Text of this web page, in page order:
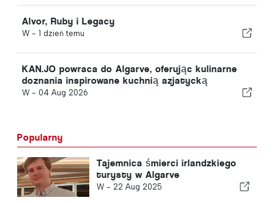
Alvor, Ruby i Legacy
W - 1 dzień temu
KAN.JO powraca do Algarve, oferując kulinarne
doznania inspirowane kuchnią azjatycką
W - 04 Aug 2026
Popularny
Tajemnica śmierci irlandzkiego
turysty w Algarve
W - 22 Aug 2025